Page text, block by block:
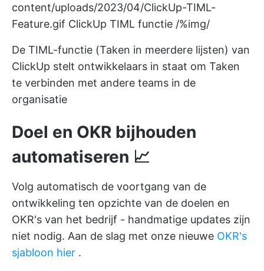
content/uploads/2023/04/ClickUp-TIML-
Feature.gif ClickUp TIML functie /%img/
De TIML-functie (Taken in meerdere lijsten) van
ClickUp stelt ontwikkelaars in staat om Taken
te verbinden met andere teams in de
organisatie
Doel en OKR bijhouden
automatiseren 📈
Volg automatisch de voortgang van de
ontwikkeling ten opzichte van de doelen en
OKR's van het bedrijf - handmatige updates zijn
niet nodig. Aan de slag met onze nieuwe OKR's
sjabloon hier .